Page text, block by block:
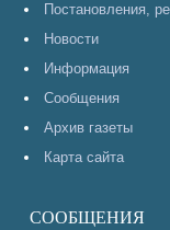
Постановления,
Новости
Информация
Сообщения
Архив газеты
Карта сайта
СООБЩЕНИЯ